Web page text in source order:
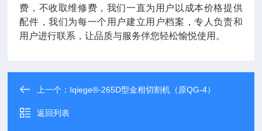
费，不收取维修费，我们一直为用户以成本价格提供
配件，我们为每一个用户建立用户档案，专人负责和
用户进行联系，让品质与服务伴您轻松愉悦使用。
上一个： Iqiege®-265D型金相切割机（原QG-4）
返回列表